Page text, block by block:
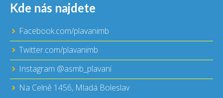
Kde nás najdete
Facebook.com/plavanimb
Twitter.com/plavanimb
Instagram @asmb_plavani
Na Celně 1456, Mladá Boleslav